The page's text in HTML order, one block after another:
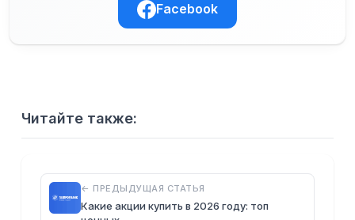
Facebook
Читайте также:
← ПРЕДЫДУЩАЯ СТАТЬЯ
Какие акции купить в 2026 году: топ